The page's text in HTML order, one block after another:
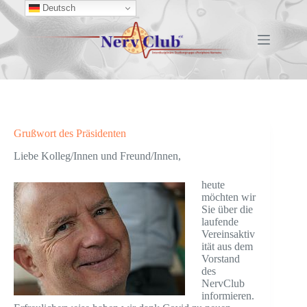
Zum
Inhalt
springen
Grußwort des Präsidenten
Liebe Kolleg/Innen und Freund/Innen,
heute
möchten wir
Sie über die
laufende
Vereinsaktiv
ität aus dem
Vorstand
des
NervClub
informieren.
Deutsch